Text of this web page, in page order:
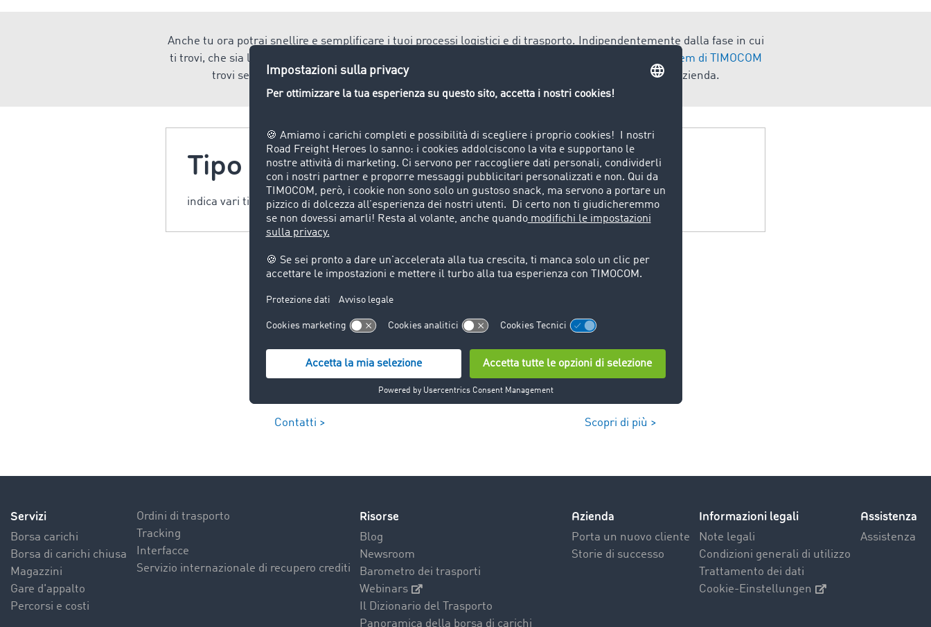
Anche tu ora potrai snellire e semplificare i tuoi processi logistici e di trasporto. Indipendentemente dalla fase in cui
ti trovi, che sia l'avvio, l'esecuzione o la gestione dell'ordine di trasporto, nello
Smart Logistics System di TIMOCOM
trovi sempre l'applicazione più adatta alle esigenze e al livello di digitalizzazione della tua azienda.
Tipo di configurazione del mezzo
indica vari tipi di configurazione dell’autocarro, ad es. coperto, ribaltabile.
Contatti > Scopri di più >
Servizi
Borsa carichi
Borsa di carichi chiusa
Magazzini
Gare d'appalto
Percorsi e costi
Ordini di trasporto
Tracking
Interfacce
Servizio internazionale di recupero crediti
Risorse
Blog
Newsroom
Barometro dei trasporti
Webinars
Il Dizionario del Trasporto
Panoramica della borsa di carichi
Azienda
Porta un nuovo cliente
Storie di successo
Informazioni legali
Note legali
Condizioni generali di utilizzo
Trattamento dei dati
Cookie-Einstellungen
Assistenza
Assistenza